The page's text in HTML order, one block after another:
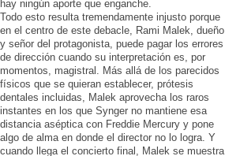
hay ningún aporte que enganche.
Todo esto resulta tremendamente injusto porque
en el centro de este debacle, Rami Malek, dueño
y señor del protagonista, puede pagar los errores
de dirección cuando su interpretación es, por
momentos, magistral. Más allá de los parecidos
físicos que se quieran establecer, prótesis
dentales incluidas, Malek aprovecha los raros
instantes en los que Synger no mantiene esa
distancia aséptica con Freddie Mercury y pone
algo de alma en donde el director no lo logra. Y
cuando llega el concierto final, Malek se muestra